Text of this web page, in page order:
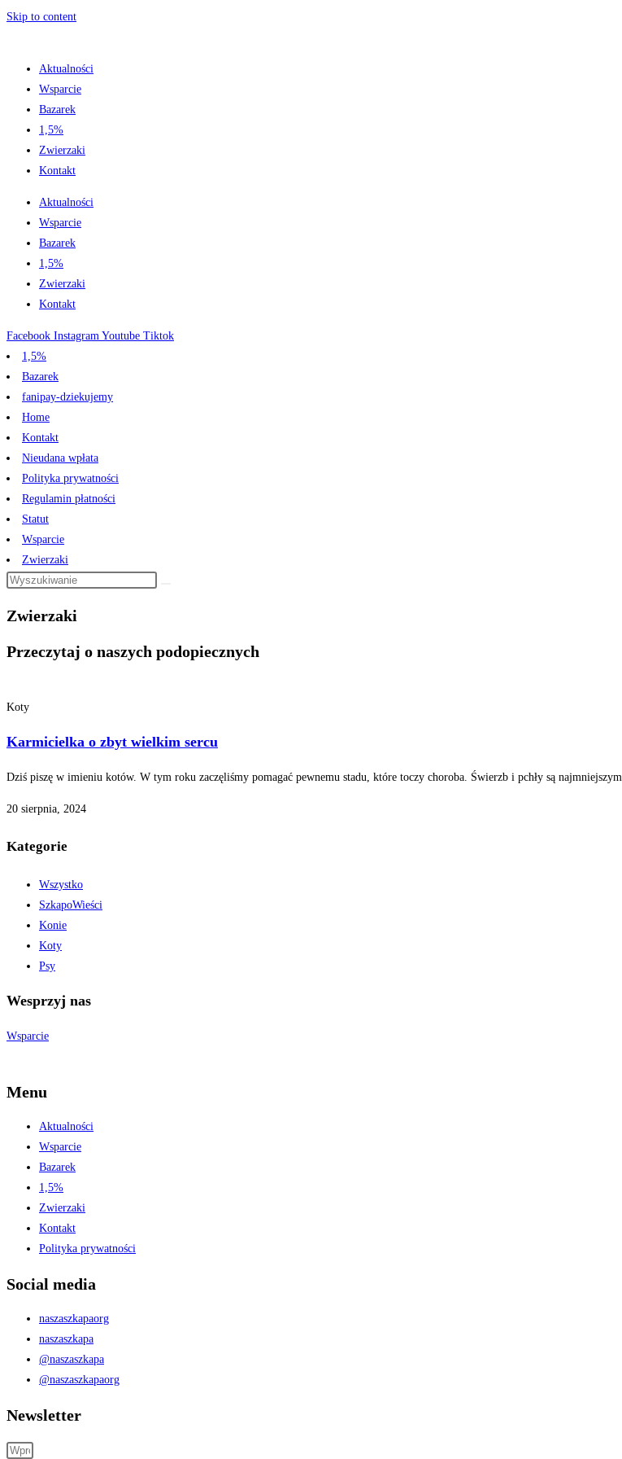
Skip to content
Aktualności
Wsparcie
Bazarek
1,5%
Zwierzaki
Kontakt
Aktualności
Wsparcie
Bazarek
1,5%
Zwierzaki
Kontakt
Facebook Instagram Youtube Tiktok
1,5%
Bazarek
fanipay-dziekujemy
Home
Kontakt
Nieudana wpłata
Polityka prywatności
Regulamin płatności
Statut
Wsparcie
Zwierzaki
Zwierzaki
Przeczytaj o naszych podopiecznych
Koty
Karmicielka o zbyt wielkim sercu
Dziś piszę w imieniu kotów. W tym roku zaczęliśmy pomagać pewnemu stadu, które toczy choroba. Świerzb i pchły są najmniejszym
20 sierpnia, 2024
Kategorie
Wszystko
SzkapoWieści
Konie
Koty
Psy
Wesprzyj nas
Wsparcie
Menu
Aktualności
Wsparcie
Bazarek
1,5%
Zwierzaki
Kontakt
Polityka prywatności
Social media
naszaszkapaorg
naszaszkapa
@naszaszkapa
@naszaszkapaorg
Newsletter